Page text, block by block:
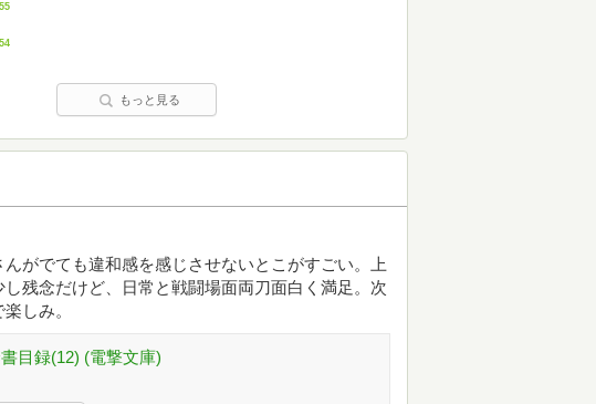
もっと見る
がでても違和感を感じさせないとこがすごい。上
残念だけど、日常と戦闘場面両刀面白く満足。次
しみ。
目録(12) (電撃文庫)